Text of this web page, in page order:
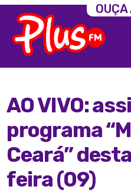
AO VIVO:
programa
Ceará”
feira (09)
OUÇA